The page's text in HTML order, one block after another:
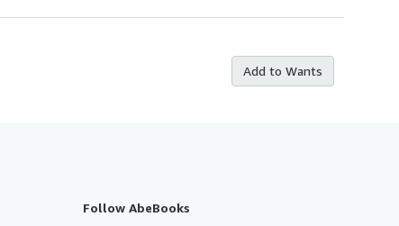
Add to Wants
Follow AbeBooks